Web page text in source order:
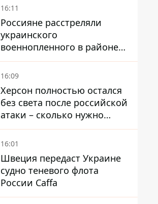
16:11
Россияне расстреляли
украинского
военнопленного в районе
Мирного на Донетчине
16:09
Херсон полностью остался
без света после российской
атаки – сколько нужно
времени на восстановление
16:01
Швеция передаст Украине
судно теневого флота
России Caffa